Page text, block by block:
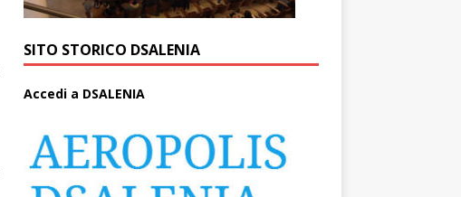
SITO STORICO DSALENIA
Accedi a DSALENIA